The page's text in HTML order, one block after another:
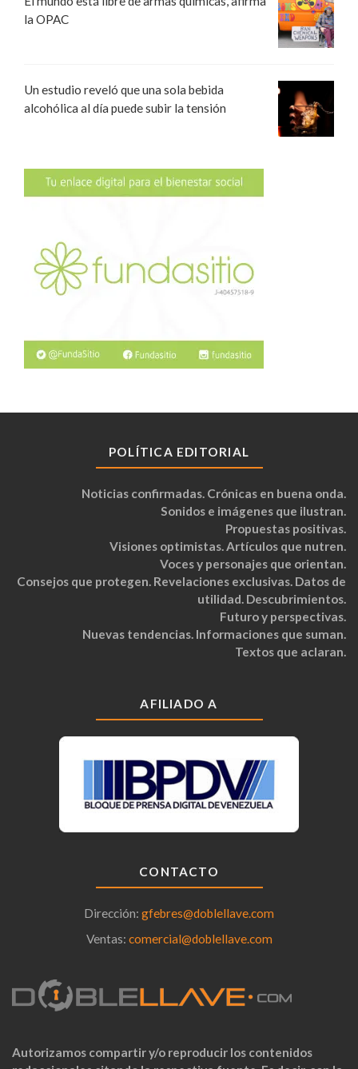
la OPAC
Un estudio reveló que una sola bebida
alcohólica al día puede subir la tensión
POLÍTICA EDITORIAL
Noticias confirmadas. Crónicas en buena onda.
Sonidos e imágenes que ilustran.
Propuestas positivas.
Visiones optimistas. Artículos que nutren.
Voces y personajes que orientan.
Consejos que protegen. Revelaciones exclusivas. Datos de
utilidad. Descubrimientos.
Futuro y perspectivas.
Nuevas tendencias. Informaciones que suman.
Textos que aclaran.
AFILIADO A
CONTACTO
Dirección: gfebres@doblellave.com
Ventas: comercial@doblellave.com
Autorizamos compartir y/o reproducir los contenidos